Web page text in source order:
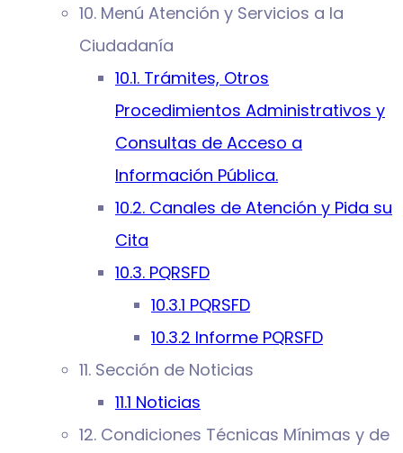
10. Menú Atención y Servicios a la
Ciudadanía
10.1. Trámites, Otros
Procedimientos Administrativos y
Consultas de Acceso a
Información Pública.
10.2. Canales de Atención y Pida su
Cita
10.3. PQRSFD
10.3.1 PQRSFD
10.3.2 Informe PQRSFD
11. Sección de Noticias
11.1 Noticias
12. Condiciones Técnicas Mínimas y de